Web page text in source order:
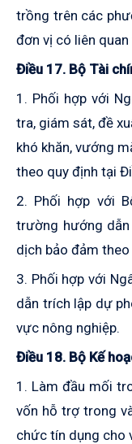
trồng trên các
đơn vị có liên
Điều 17. Bộ Tài
1. Phối hợp với
tra, giám sát, đề
khó khăn, vướng
theo quy định tại
2. Phối hợp với
trường hướng
dịch bảo đảm
3. Phối hợp với
dẫn trích lập dự
vực nông nghiệp.
Điều 18. Bộ Kế
1. Làm đầu mối
vốn hỗ trợ trong
chức tín dụng cho